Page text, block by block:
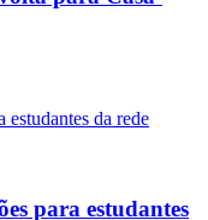
para estudantes